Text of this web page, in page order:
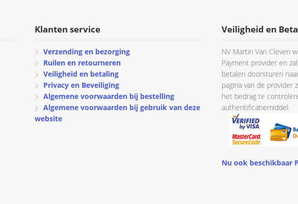
Klanten service
Verzending en bezorging
Ruilen en retourneren
Veiligheid en betaling
Privacy en Beveiliging
Algemene voorwaarden bij bestelling
Algemene voorwaarden bij gebruik van deze
website
Veiligheid en
NV Martin Van Cleven
Payment provider en
betalen doorsturen
pagina van de provider
het bedrag te
authentificatiemiddel.
Nu ook beschikbaar